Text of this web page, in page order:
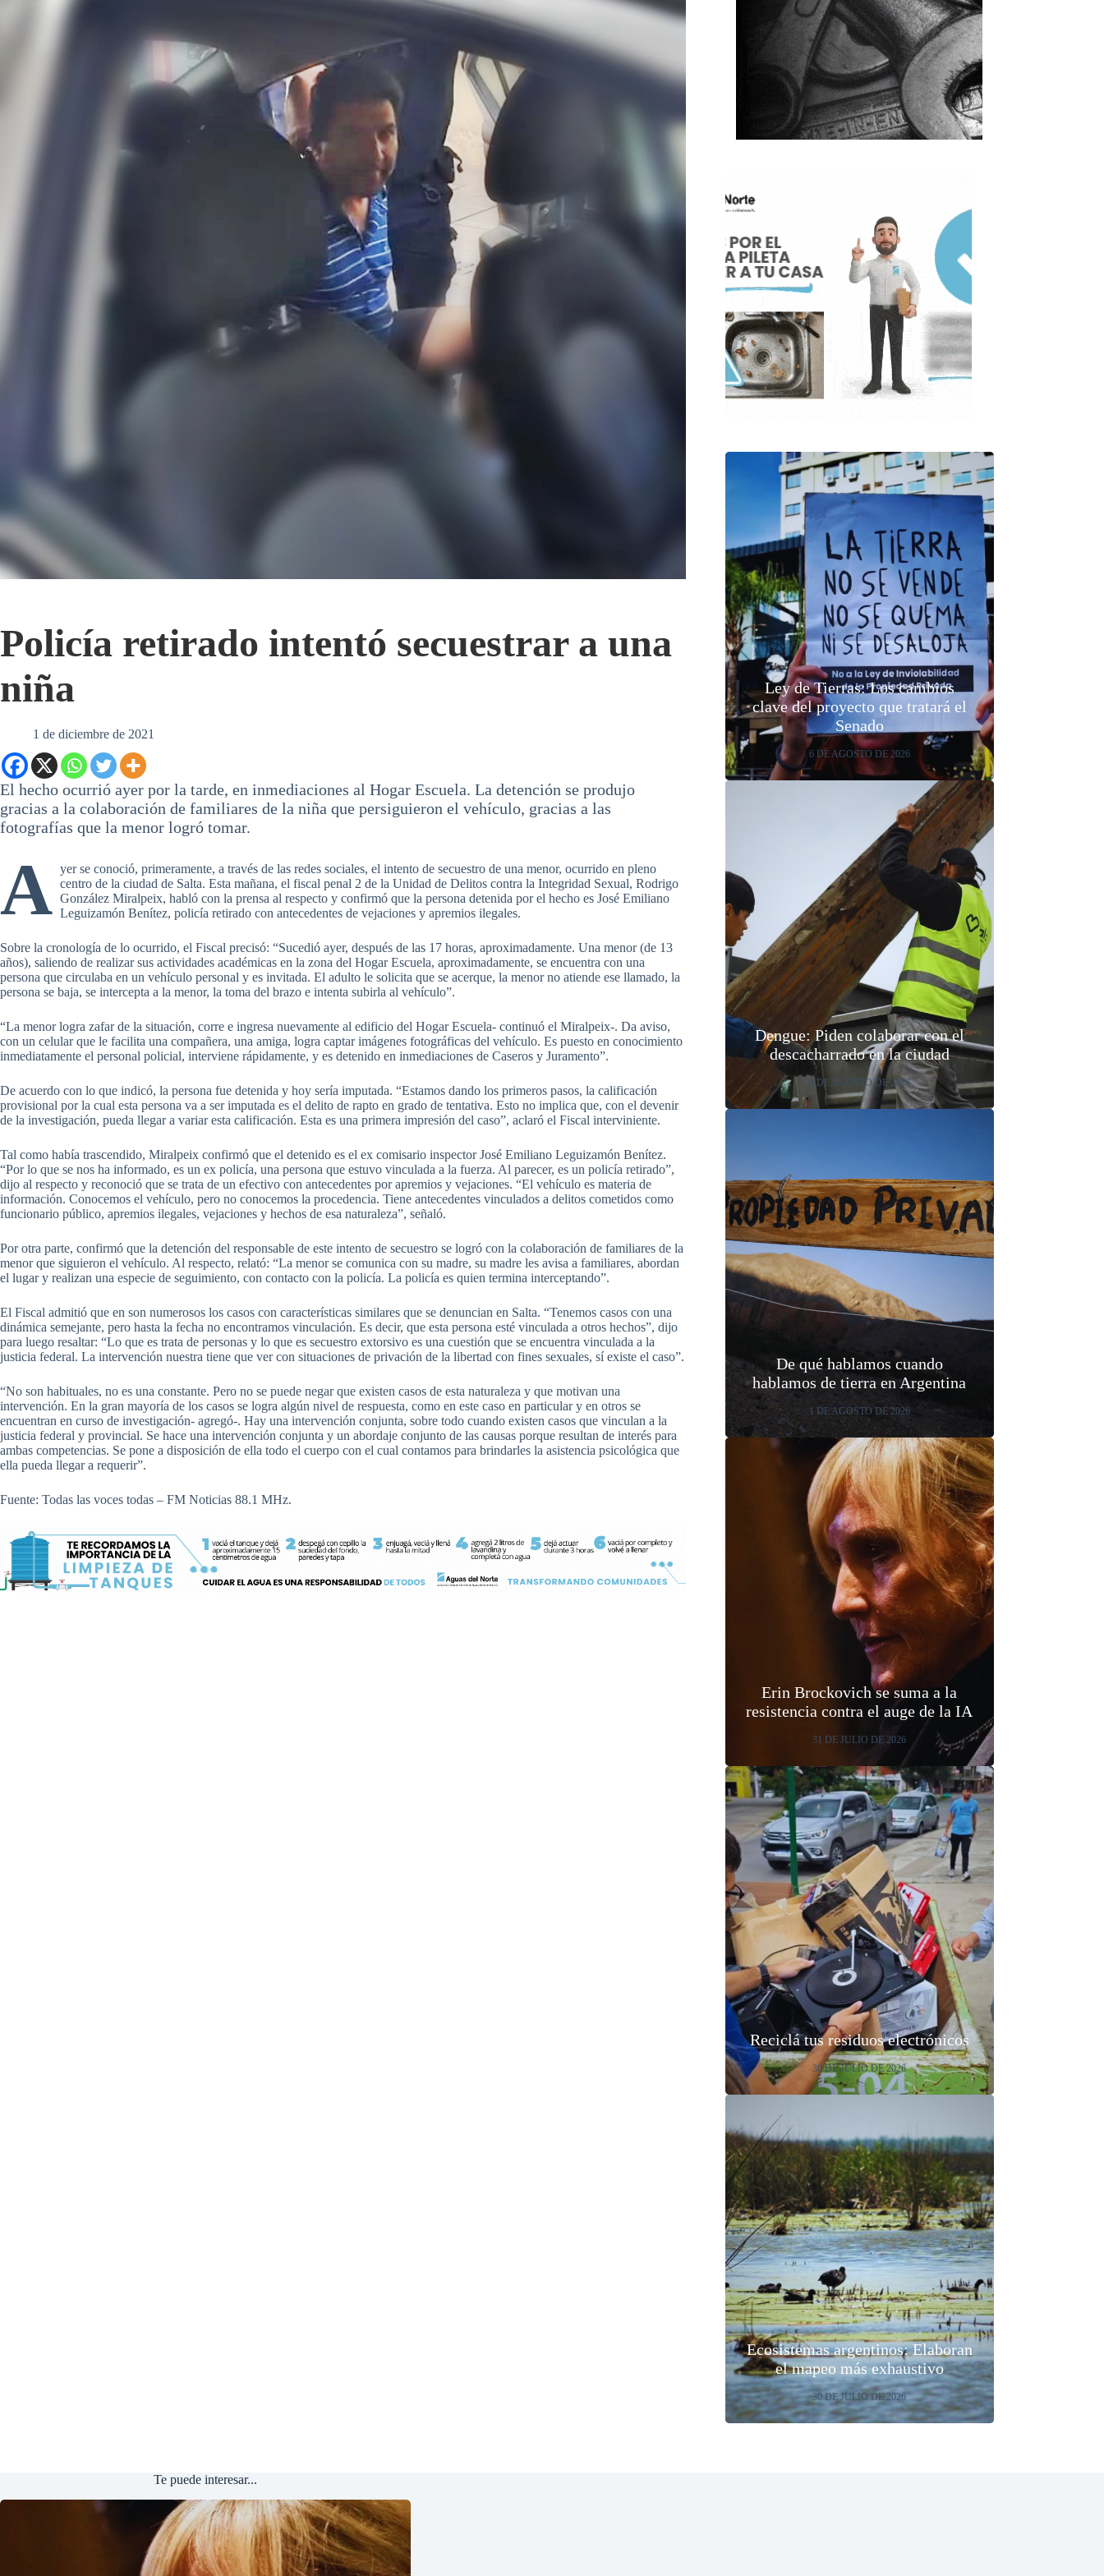
Policía retirado intentó secuestrar a una
niña
1 de diciembre de 2021
El hecho ocurrió ayer por la tarde, en inmediaciones al Hogar Escuela. La detención se produjo
gracias a la colaboración de familiares de la niña que persiguieron el vehículo, gracias a las
fotografías que la menor logró tomar.
A yer se conoció, primeramente, a través de las redes sociales, el intento de secuestro de una menor, ocurrido en pleno
centro de la ciudad de Salta. Esta mañana, el fiscal penal 2 de la Unidad de Delitos contra la Integridad Sexual, Rodrigo
González Miralpeix, habló con la prensa al respecto y confirmó que la persona detenida por el hecho es José Emiliano
Leguizamón Benítez, policía retirado con antecedentes de vejaciones y apremios ilegales.
Sobre la cronología de lo ocurrido, el Fiscal precisó: “Sucedió ayer, después de las 17 horas, aproximadamente. Una menor (de 13
años), saliendo de realizar sus actividades académicas en la zona del Hogar Escuela, aproximadamente, se encuentra con una
persona que circulaba en un vehículo personal y es invitada. El adulto le solicita que se acerque, la menor no atiende ese llamado, la
persona se baja, se intercepta a la menor, la toma del brazo e intenta subirla al vehículo”.
“La menor logra zafar de la situación, corre e ingresa nuevamente al edificio del Hogar Escuela- continuó el Miralpeix-. Da aviso,
con un celular que le facilita una compañera, una amiga, logra captar imágenes fotográficas del vehículo. Es puesto en conocimiento
inmediatamente el personal policial, interviene rápidamente, y es detenido en inmediaciones de Caseros y Juramento”.
De acuerdo con lo que indicó, la persona fue detenida y hoy sería imputada. “Estamos dando los primeros pasos, la calificación
provisional por la cual esta persona va a ser imputada es el delito de rapto en grado de tentativa. Esto no implica que, con el devenir
de la investigación, pueda llegar a variar esta calificación. Esta es una primera impresión del caso”, aclaró el Fiscal interviniente.
Tal como había trascendido, Miralpeix confirmó que el detenido es el ex comisario inspector José Emiliano Leguizamón Benítez.
“Por lo que se nos ha informado, es un ex policía, una persona que estuvo vinculada a la fuerza. Al parecer, es un policía retirado”,
dijo al respecto y reconoció que se trata de un efectivo con antecedentes por apremios y vejaciones. “El vehículo es materia de
información. Conocemos el vehículo, pero no conocemos la procedencia. Tiene antecedentes vinculados a delitos cometidos como
funcionario público, apremios ilegales, vejaciones y hechos de esa naturaleza”, señaló.
Por otra parte, confirmó que la detención del responsable de este intento de secuestro se logró con la colaboración de familiares de la
menor que siguieron el vehículo. Al respecto, relató: “La menor se comunica con su madre, su madre les avisa a familiares, abordan
el lugar y realizan una especie de seguimiento, con contacto con la policía. La policía es quien termina interceptando”.
El Fiscal admitió que en son numerosos los casos con características similares que se denuncian en Salta. “Tenemos casos con una
dinámica semejante, pero hasta la fecha no encontramos vinculación. Es decir, que esta persona esté vinculada a otros hechos”, dijo
para luego resaltar: “Lo que es trata de personas y lo que es secuestro extorsivo es una cuestión que se encuentra vinculada a la
justicia federal. La intervención nuestra tiene que ver con situaciones de privación de la libertad con fines sexuales, sí existe el caso”.
“No son habituales, no es una constante. Pero no se puede negar que existen casos de esta naturaleza y que motivan una
intervención. En la gran mayoría de los casos se logra algún nivel de respuesta, como en este caso en particular y en otros se
encuentran en curso de investigación- agregó-. Hay una intervención conjunta, sobre todo cuando existen casos que vinculan a la
justicia federal y provincial. Se hace una intervención conjunta y un abordaje conjunto de las causas porque resultan de interés para
ambas competencias. Se pone a disposición de ella todo el cuerpo con el cual contamos para brindarles la asistencia psicológica que
ella pueda llegar a requerir”.
Fuente: Todas las voces todas – FM Noticias 88.1 MHz.
Ley de Tierras: Los cambios
clave del proyecto que tratará el
Senado
6 DE AGOSTO DE 2026
Dengue: Piden colaborar con el
descacharrado en la ciudad
4 DE AGOSTO DE 2026
De qué hablamos cuando
hablamos de tierra en Argentina
1 DE AGOSTO DE 2026
Erin Brockovich se suma a la
resistencia contra el auge de la IA
31 DE JULIO DE 2026
Reciclá tus residuos electrónicos
30 DE JULIO DE 2026
Ecosistemas argentinos: Elaboran
el mapeo más exhaustivo
30 DE JULIO DE 2026
Te puede interesar...